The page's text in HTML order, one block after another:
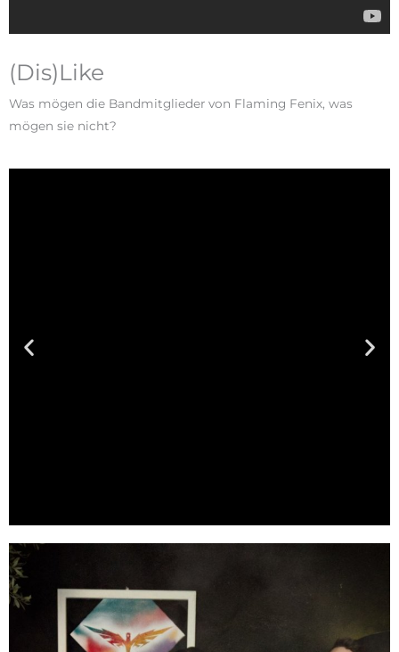
(Dis)Like
Was mögen die Bandmitglieder von Flaming Fenix, was
mögen sie nicht?
Mag: Wrestling (vorzugsweise AEW),
mag nicht: Whiskey